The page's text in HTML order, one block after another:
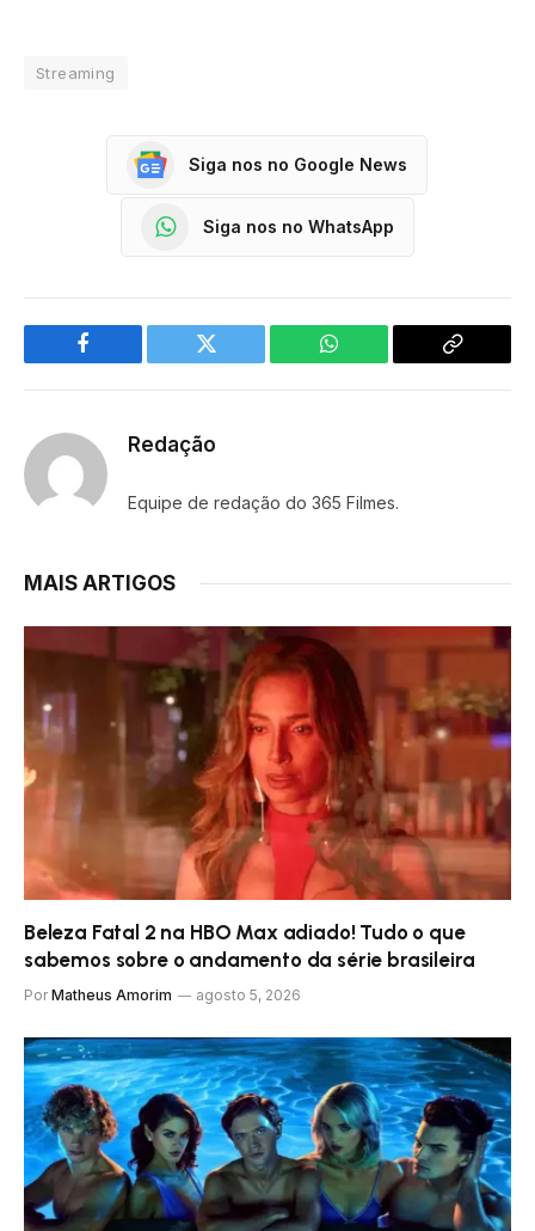
Streaming
Siga nos no Google News
Siga nos no WhatsApp
Facebook Twitter WhatsApp
Copy
Redação
Equipe de redação do 365 Filmes.
MAIS ARTIGOS
Beleza Fatal 2 na HBO Max adiado! Tudo o que
sabemos sobre o andamento da série brasileira
Por Matheus Amorim agosto 5, 2026